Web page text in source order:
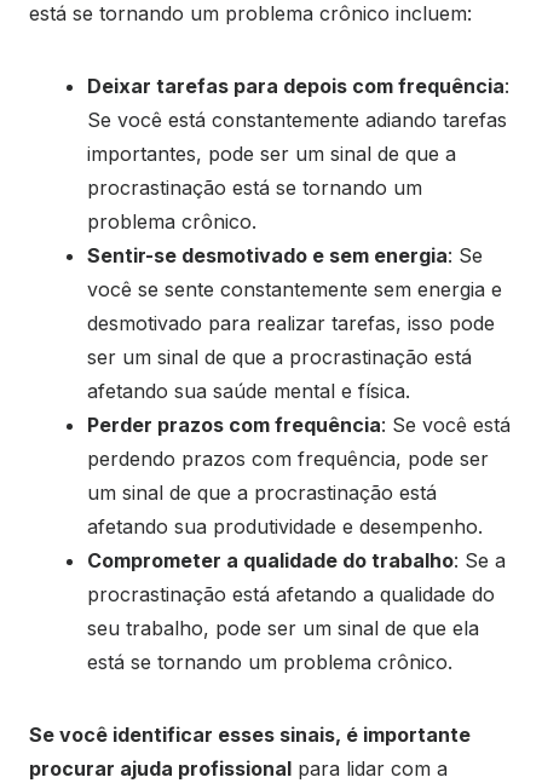
está se tornando um problema crônico incluem:
Deixar tarefas para depois com frequência:
Se você está constantemente adiando tarefas
importantes, pode ser um sinal de que a
procrastinação está se tornando um
problema crônico.
Sentir-se desmotivado e sem energia: Se
você se sente constantemente sem energia e
desmotivado para realizar tarefas, isso pode
ser um sinal de que a procrastinação está
afetando sua saúde mental e física.
Perder prazos com frequência: Se você está
perdendo prazos com frequência, pode ser
um sinal de que a procrastinação está
afetando sua produtividade e desempenho.
Comprometer a qualidade do trabalho: Se a
procrastinação está afetando a qualidade do
seu trabalho, pode ser um sinal de que ela
está se tornando um problema crônico.
Se você identificar esses sinais, é importante
procurar ajuda profissional para lidar com a